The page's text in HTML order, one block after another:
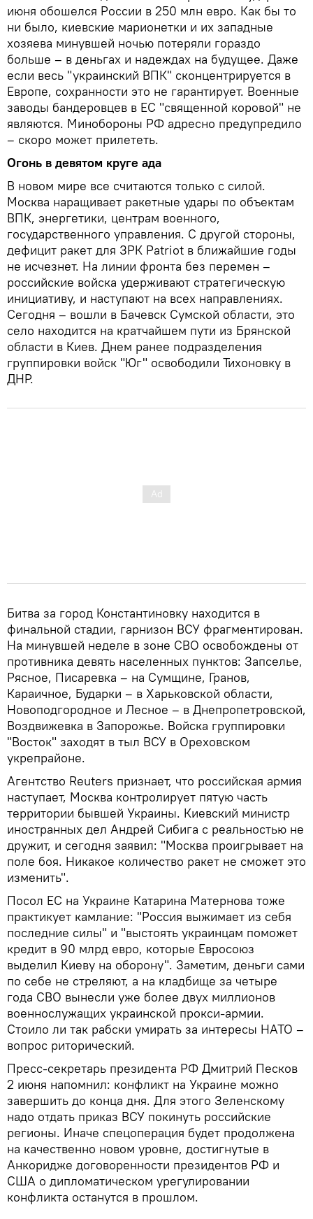
июня обошелся России в 250 млн евро. Как бы то
ни было, киевские марионетки и их западные
хозяева минувшей ночью потеряли гораздо
больше – в деньгах и надеждах на будущее. Даже
если весь "украинский ВПК" сконцентрируется в
Европе, сохранности это не гарантирует. Военные
заводы бандеровцев в ЕС "священной коровой" не
являются. Минобороны РФ адресно предупредило
– скоро может прилететь.
Огонь в девятом круге ада
В новом мире все считаются только с силой.
Москва наращивает ракетные удары по объектам
ВПК, энергетики, центрам военного,
государственного управления. С другой стороны,
дефицит ракет для ЗРК Patriot в ближайшие годы
не исчезнет. На линии фронта без перемен –
российские войска удерживают стратегическую
инициативу, и наступают на всех направлениях.
Сегодня – вошли в Бачевск Сумской области, это
село находится на кратчайшем пути из Брянской
области в Киев. Днем ранее подразделения
группировки войск "Юг" освободили Тихоновку в
ДНР.
Битва за город Константиновку находится в
финальной стадии, гарнизон ВСУ фрагментирован.
На минувшей неделе в зоне СВО освобождены от
противника девять населенных пунктов: Запселье,
Рясное, Писаревка – на Сумщине, Гранов,
Караичное, Бударки – в Харьковской области,
Новоподгородное и Лесное – в Днепропетровской,
Воздвижевка в Запорожье. Войска группировки
"Восток" заходят в тыл ВСУ в Ореховском
укрепрайоне.
Агентство Reuters признает, что российская армия
наступает, Москва контролирует пятую часть
территории бывшей Украины. Киевский министр
иностранных дел Андрей Сибига с реальностью не
дружит, и сегодня заявил: "Москва проигрывает на
поле боя. Никакое количество ракет не сможет это
изменить".
Посол ЕС на Украине Катарина Матернова тоже
практикует камлание: "Россия выжимает из себя
последние силы" и "выстоять украинцам поможет
кредит в 90 млрд евро, которые Евросоюз
выделил Киеву на оборону". Заметим, деньги сами
по себе не стреляют, а на кладбище за четыре
года СВО вынесли уже более двух миллионов
военнослужащих украинской прокси-армии.
Стоило ли так рабски умирать за интересы НАТО –
вопрос риторический.
Пресс-секретарь президента РФ Дмитрий Песков
2 июня напомнил: конфликт на Украине можно
завершить до конца дня. Для этого Зеленскому
надо отдать приказ ВСУ покинуть российские
регионы. Иначе спецоперация будет продолжена
на качественно новом уровне, достигнутые в
Анкоридже договоренности президентов РФ и
США о дипломатическом урегулировании
конфликта останутся в прошлом.